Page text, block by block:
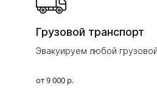
Грузовой транспорт
Эвакуируем любой
от 9 000 р.